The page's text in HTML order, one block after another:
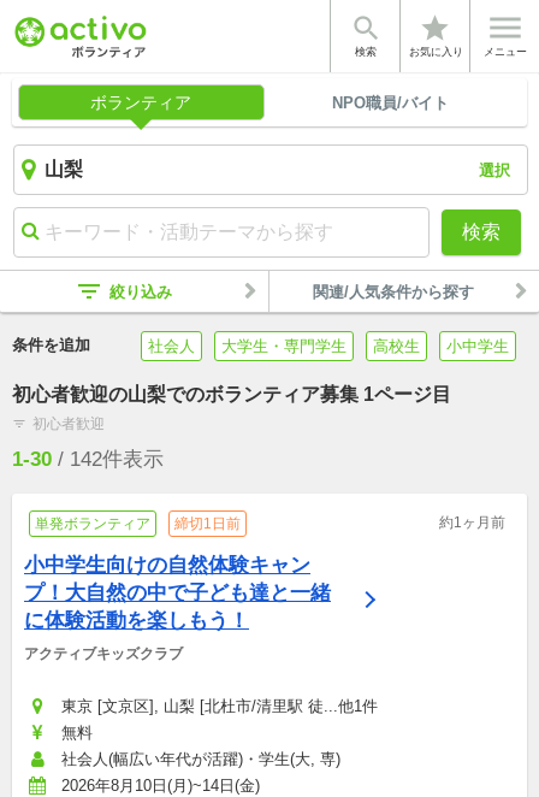

検索
star
お気に入り

メニュー
ボランティア NPO職員/バイト
選択
検索
filter_list 絞り込み 関連/人気条件から探す
条件を追加 社会人 大学生・専門学生 高校生 小中学生
初心者歓迎の山梨でのボランティア募集 1ページ目
filter_list 初心者歓迎
1-30 / 142件表示
単発ボランティア 締切1日前 約1ヶ月前
小中学生向けの自然体験キャン
プ！大自然の中で子ども達と一緒
に体験活動を楽しもう！
アクティブキッズクラブ
東京 [文京区], 山梨 [北杜市/清里駅 徒...他1件
無料
社会人(幅広い年代が活躍)・学生(大, 専)
2026年8月10日(月)~14日(金)